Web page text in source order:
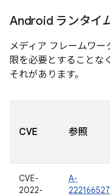
Android ランタイ
メディア フレームワ
限を必要とすることな
それがあります。
CVE 参照
CVE-
2022-
A-
222166527